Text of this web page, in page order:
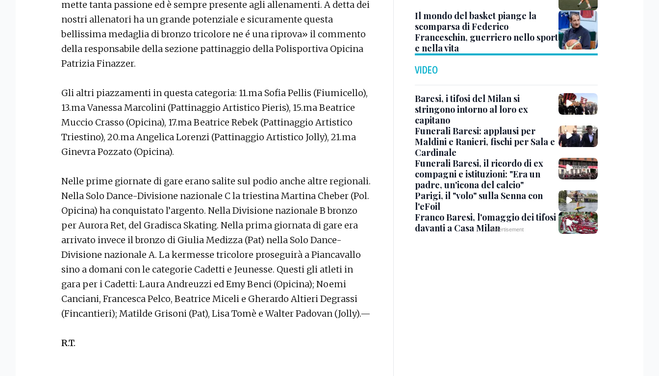
mette tanta passione ed è sempre presente agli allenamenti. A detta dei
nostri allenatori ha un grande potenziale e sicuramente questa
bellissima medaglia di bronzo tricolore ne é una riprova» il commento
della responsabile della sezione pattinaggio della Polisportiva Opicina
Patrizia Finazzer.
Gli altri piazzamenti in questa categoria: 11.ma Sofia Pellis (Fiumicello),
13.ma Vanessa Marcolini (Pattinaggio Artistico Pieris), 15.ma Beatrice
Muccio Crasso (Opicina), 17.ma Beatrice Rebek (Pattinaggio Artistico
Triestino), 20.ma Angelica Lorenzi (Pattinaggio Artistico Jolly), 21.ma
Ginevra Pozzato (Opicina).
Nelle prime giornate di gare erano salite sul podio anche altre regionali.
Nella Solo Dance-Divisione nazionale C la triestina Martina Cheber (Pol.
Opicina) ha conquistato l’argento. Nella Divisione nazionale B bronzo
per Aurora Ret, del Gradisca Skating. Nella prima giornata di gare era
arrivato invece il bronzo di Giulia Medizza (Pat) nella Solo Dance-
Divisione nazionale A. La kermesse tricolore proseguirà a Piancavallo
sino a domani con le categorie Cadetti e Jeunesse. Questi gli atleti in
gara per i Cadetti: Laura Andreuzzi ed Emy Benci (Opicina); Noemi
Canciani, Francesca Pelco, Beatrice Miceli e Gherardo Altieri Degrassi
(Fincantieri); Matilde Grisoni (Pat), Lisa Tomè e Walter Padovan (Jolly).—
R.T.
Il mondo del basket piange la
scomparsa di Federico
Franceschin, guerriero nello sport
e nella vita
VIDEO
Baresi, i tifosi del Milan si
stringono intorno al loro ex
capitano
Funerali Baresi: applausi per
Maldini e Ranieri, fischi per Sala e
Cardinale
Funerali Baresi, il ricordo di ex
compagni e istituzioni: "Era un
padre, un'icona del calcio"
Parigi, il "volo" sulla Senna con
l'eFoil
Franco Baresi, l'omaggio dei tifosi
davanti a Casa Milan